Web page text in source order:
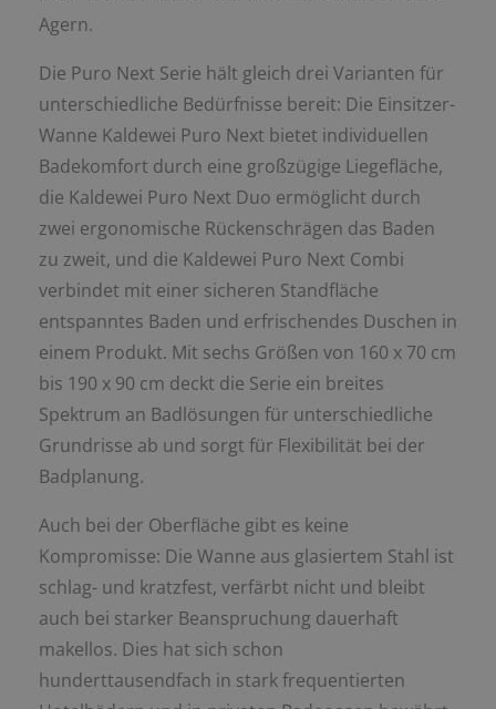
Agern.
Die Puro Next Serie hält gleich drei Varianten für
unterschiedliche Bedürfnisse bereit: Die Einsitzer-
Wanne Kaldewei Puro Next bietet individuellen
Badekomfort durch eine großzügige Liegefläche,
die Kaldewei Puro Next Duo ermöglicht durch
zwei ergonomische Rückenschrägen das Baden
zu zweit, und die Kaldewei Puro Next Combi
verbindet mit einer sicheren Standfläche
entspanntes Baden und erfrischendes Duschen in
einem Produkt. Mit sechs Größen von 160 x 70 cm
bis 190 x 90 cm deckt die Serie ein breites
Spektrum an Badlösungen für unterschiedliche
Grundrisse ab und sorgt für Flexibilität bei der
Badplanung.
Auch bei der Oberfläche gibt es keine
Kompromisse: Die Wanne aus glasiertem Stahl ist
schlag- und kratzfest, verfärbt nicht und bleibt
auch bei starker Beanspruchung dauerhaft
makellos. Dies hat sich schon
hunderttausendfach in stark frequentierten